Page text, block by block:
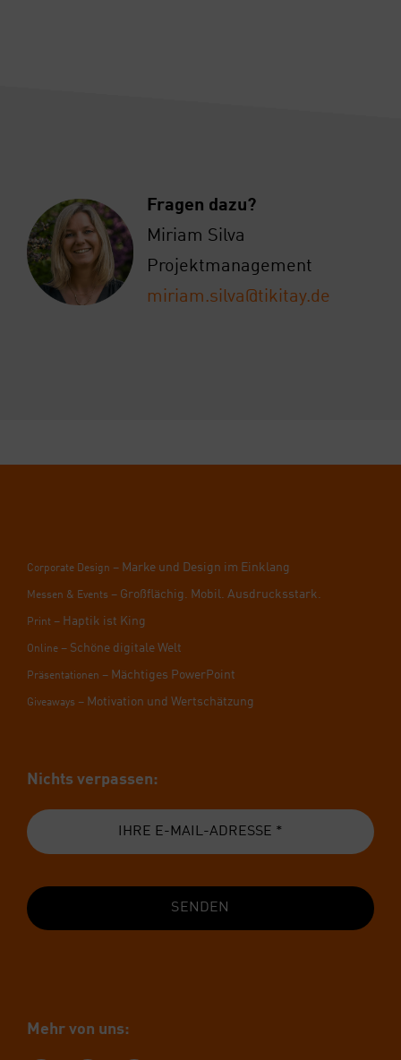
Fra­gen dazu?
Miri­am Sil­va
Pro­jekt­ma­nage­ment
miriam.silva@tikitay.de
Cor­po­ra­te Design – Mar­ke und Design im Ein­klang
Mes­sen & Events – Groß­flä­chig. Mobil. Aus­drucks­stark.
Print – Hap­tik ist King
Online – Schö­ne digi­ta­le Welt
Prä­sen­ta­tio­nen – Mäch­ti­ges Power­Point
Givea­ways – Moti­va­ti­on und Wert­schät­zung
Nichts ver­pas­sen:
SENDEN
Mehr von uns: